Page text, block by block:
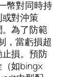
幣對同時持
對沖策
為了防範
，當虧損超
損。預防
如bingx